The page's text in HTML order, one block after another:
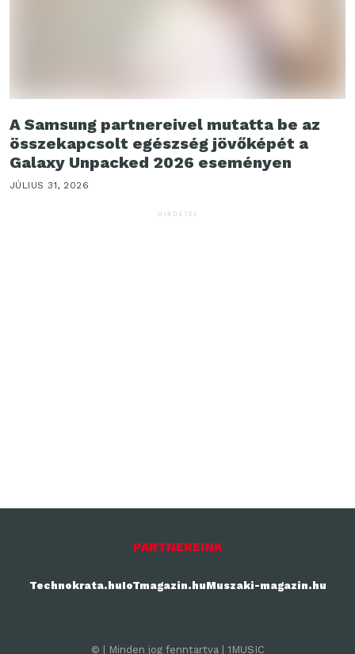
A Samsung partnereivel mutatta be az
összekapcsolt egészség jövőképét a
Galaxy Unpacked 2026 eseményen
JÚLIUS 31, 2026
HIRDETÉS
PARTNEREINK
Technokrata.huIoTmagazin.huMuszaki-magazin.hu
© | Minden jog fenntartva | 1MUSIC